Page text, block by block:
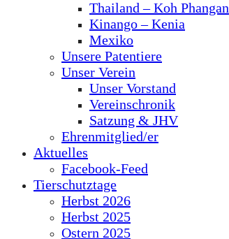
Thailand – Koh Phangan
Kinango – Kenia
Mexiko
Unsere Patentiere
Unser Verein
Unser Vorstand
Vereinschronik
Satzung & JHV
Ehrenmitglied/er
Aktuelles
Facebook-Feed
Tierschutztage
Herbst 2026
Herbst 2025
Ostern 2025